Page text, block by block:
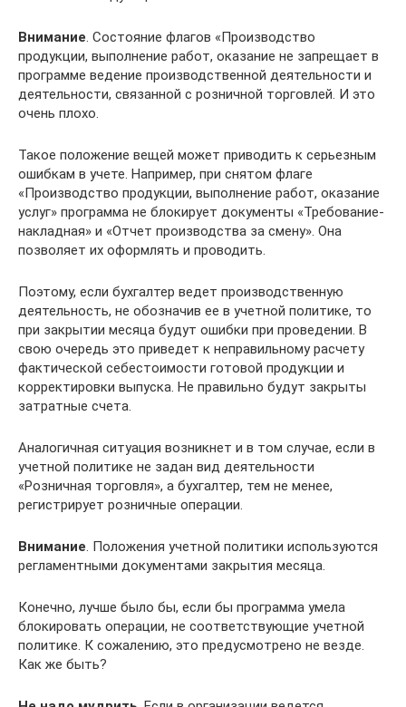
Внимание. Состояние флагов «Производство
продукции, выполнение работ, оказание не запрещает в
программе ведение производственной деятельности и
деятельности, связанной с розничной торговлей. И это
очень плохо.
Такое положение вещей может приводить к серьезным
ошибкам в учете. Например, при снятом флаге
«Производство продукции, выполнение работ, оказание
услуг» программа не блокирует документы «Требование-
накладная» и «Отчет производства за смену». Она
позволяет их оформлять и проводить.
Поэтому, если бухгалтер ведет производственную
деятельность, не обозначив ее в учетной политике, то
при закрытии месяца будут ошибки при проведении. В
свою очередь это приведет к неправильному расчету
фактической себестоимости готовой продукции и
корректировки выпуска. Не правильно будут закрыты
затратные счета.
Аналогичная ситуация возникнет и в том случае, если в
учетной политике не задан вид деятельности
«Розничная торговля», а бухгалтер, тем не менее,
регистрирует розничные операции.
Внимание. Положения учетной политики используются
регламентными документами закрытия месяца.
Конечно, лучше было бы, если бы программа умела
блокировать операции, не соответствующие учетной
политике. К сожалению, это предусмотрено не везде.
Как же быть?